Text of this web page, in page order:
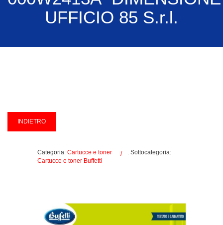
UFFICIO 85 S.r.l.
Categoria: Cartucce e toner
. Sottocategoria:
Cartucce e toner Buffetti